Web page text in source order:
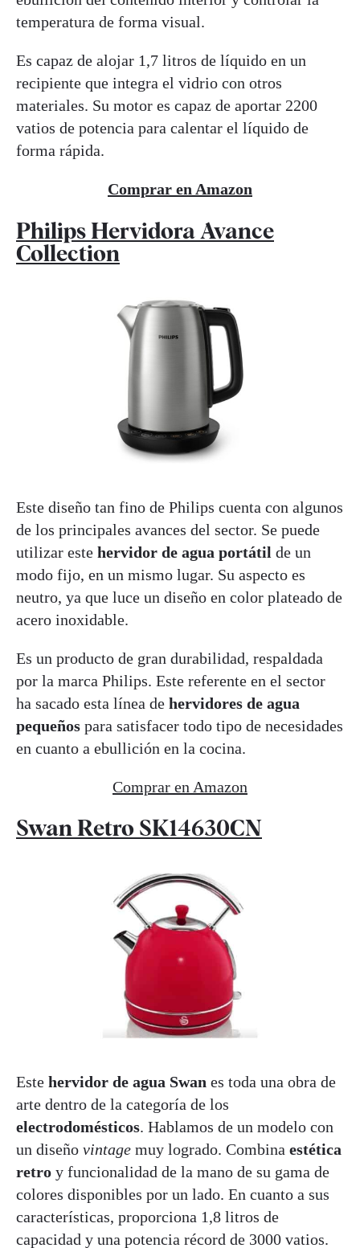
temperatura de forma visual.
Es capaz de alojar 1,7 litros de líquido en un
recipiente que integra el vidrio con otros
materiales. Su motor es capaz de aportar 2200
vatios de potencia para calentar el líquido de
forma rápida.
Comprar en Amazon
Philips Hervidora Avance
Collection
Este diseño tan fino de Philips cuenta con algunos
de los principales avances del sector. Se puede
utilizar este hervidor de agua portátil de un
modo fijo, en un mismo lugar. Su aspecto es
neutro, ya que luce un diseño en color plateado de
acero inoxidable.
Es un producto de gran durabilidad, respaldada
por la marca Philips. Este referente en el sector
ha sacado esta línea de hervidores de agua
pequeños para satisfacer todo tipo de necesidades
en cuanto a ebullición en la cocina.
Comprar en Amazon
Swan Retro SK14630CN
Este hervidor de agua Swan es toda una obra de
arte dentro de la categoría de los
electrodomésticos. Hablamos de un modelo con
un diseño vintage muy logrado. Combina estética
retro y funcionalidad de la mano de su gama de
colores disponibles por un lado. En cuanto a sus
características, proporciona 1,8 litros de
capacidad y una potencia récord de 3000 vatios.